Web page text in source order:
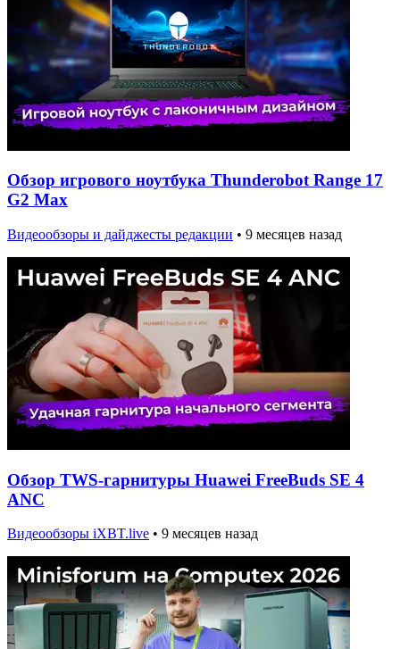
Обзор игрового ноутбука Thunderobot Range 17
G2 Max
Видеообзоры и дайджесты редакции • 9 месяцев назад
Обзор TWS-гарнитуры Huawei FreeBuds SE 4
ANC
Видеообзоры iXBT.live • 9 месяцев назад